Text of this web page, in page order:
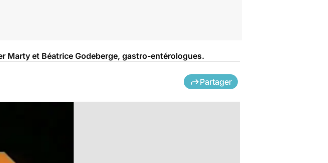
Marty et Béatrice Godeberge, gastro-entérologues.
Partager